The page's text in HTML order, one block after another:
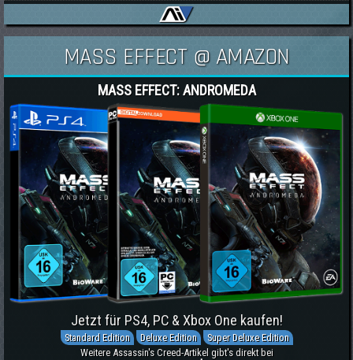
MASS EFFECT @ AMAZON
MASS EFFECT: ANDROMEDA
Jetzt für PS4, PC & Xbox One kaufen!
Standard Edition Deluxe Edition
Super Deluxe Edition
Weitere Assassin's Creed-Artikel gibt's direkt bei